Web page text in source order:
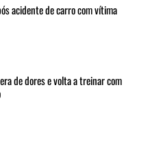
acidente de carro com vítima
de dores e volta a treinar com